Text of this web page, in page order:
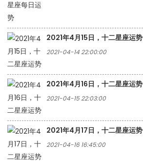
2021年4月15日，十二星座运势
2021-04-14 22:00:00
2021年4月16日，十二星座运势
2021-04-15 22:03:00
2021年4月17日，十二星座运势
2021-04-16 16:45:00